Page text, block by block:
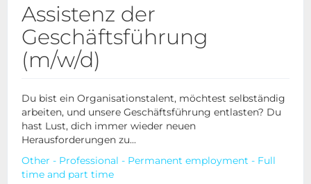
Assistenz der
Geschäftsführung
(m/w/d)
Du bist ein Organisationstalent, möchtest selbständig
arbeiten, und unsere Geschäftsführung entlasten? Du
hast Lust, dich immer wieder neuen
Herausforderungen zu...
Other - Professional - Permanent employment - Full
time and part time